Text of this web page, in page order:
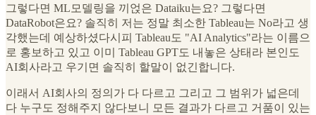
그렇다면 ML모델링을 끼얹은 Dataiku는요? 그렇다면
DataRobot은요? 솔직히 저는 정말 최소한 Tableau는 No라고 생
각했는데 예상하셨다시피 Tableau도 "AI Analytics"라는 이름으
로 홍보하고 있고 이미 Tableau GPT도 내놓은 상태라 본인도
AI회사라고 우기면 솔직히 할말이 없긴합니다.
이래서 AI회사의 정의가 다 다르고 그리고 그 범위가 넓은데
다 누구도 정해주지 않다보니 모든 결과가 다르고 거품이 있는